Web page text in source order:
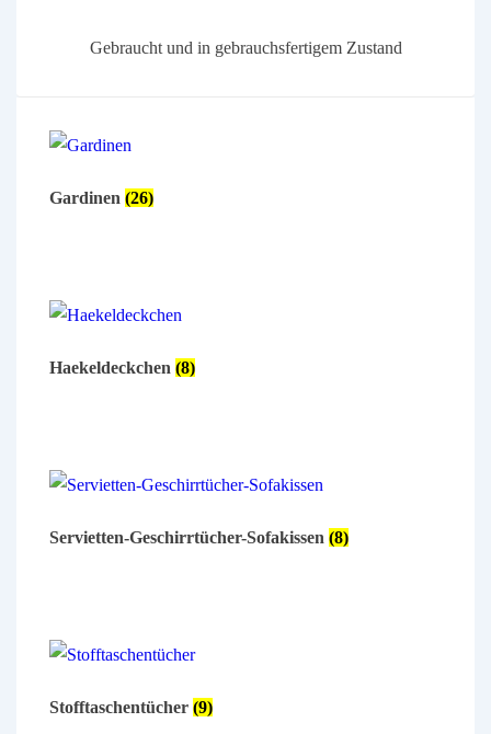
Gebraucht und in gebrauchsfertigem Zustand
Gardinen (26)
Haekeldeckchen (8)
Servietten-Geschirrtücher-Sofakissen (8)
Stofftaschentücher (9)